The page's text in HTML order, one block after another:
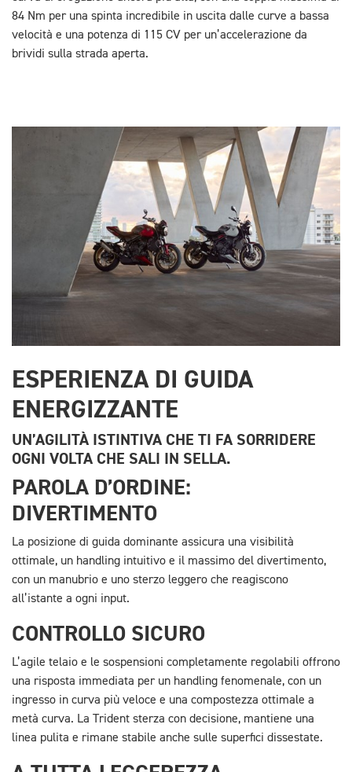
84 Nm per una spinta incredibile in uscita dalle curve a bassa
velocità e una potenza di 115 CV per un’accelerazione da
brividi sulla strada aperta.
ESPERIENZA DI GUIDA
ENERGIZZANTE
UN’AGILITÀ ISTINTIVA CHE TI FA SORRIDERE
OGNI VOLTA CHE SALI IN SELLA.
PAROLA D’ORDINE:
DIVERTIMENTO
La posizione di guida dominante assicura una visibilità
ottimale, un handling intuitivo e il massimo del divertimento,
con un manubrio e uno sterzo leggero che reagiscono
all’istante a ogni input.
CONTROLLO SICURO
L’agile telaio e le sospensioni completamente regolabili offrono
una risposta immediata per un handling fenomenale, con un
ingresso in curva più veloce e una compostezza ottimale a
metà curva. La Trident sterza con decisione, mantiene una
linea pulita e rimane stabile anche sulle superfici dissestate.